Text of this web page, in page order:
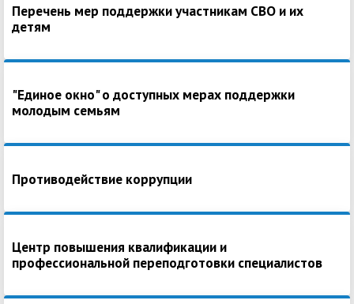
Перечень мер поддержки участникам СВО и их
детям
"Единое окно" о доступных мерах поддержки
молодым семьям
Противодействие коррупции
Центр повышения квалификации и
профессиональной переподготовки специалистов